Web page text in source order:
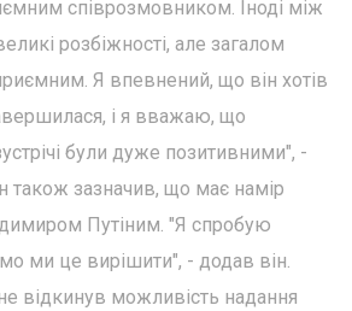
співрозмовником. Іноді між
розбіжності, але загалом
Я впевнений, що він хотів
і я вважаю, що
були дуже позитивними", -
також зазначив, що має намір
Путіним. "Я спробую
ми це вирішити", - додав він.
відкинув можливість надання